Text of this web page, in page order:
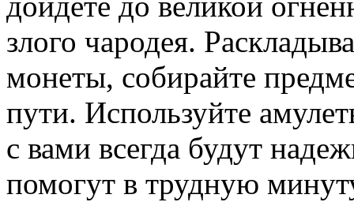
злого чародея.
монеты, собирайте
пути. Используйте
с вами всегда будут
помогут в трудную